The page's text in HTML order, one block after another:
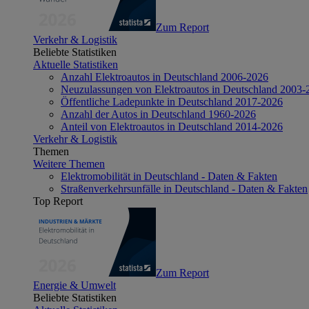
Zum Report
Verkehr & Logistik
Beliebte Statistiken
Aktuelle Statistiken
Anzahl Elektroautos in Deutschland 2006-2026
Neuzulassungen von Elektroautos in Deutschland 2003-
Öffentliche Ladepunkte in Deutschland 2017-2026
Anzahl der Autos in Deutschland 1960-2026
Anteil von Elektroautos in Deutschland 2014-2026
Verkehr & Logistik
Themen
Weitere Themen
Elektromobilität in Deutschland - Daten & Fakten
Straßenverkehrsunfälle in Deutschland - Daten & Fakten
Top Report
Zum Report
Energie & Umwelt
Beliebte Statistiken